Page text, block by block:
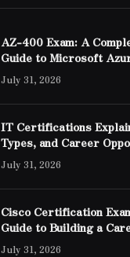
AZ-400 Exam: A
Guide to Microsoft
Engineer Expert
July 31, 2026
IT Certifications
Types, and Career
July 31, 2026
Cisco Certification
Guide to Building a
Networking
July 31, 2026